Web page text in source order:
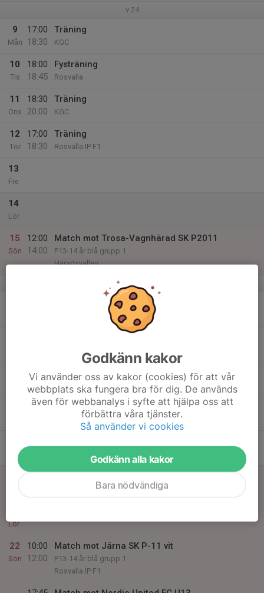
v.24
9
Mån
17:00
18:30
Träning
KGC
10
Tis
18:00
18:45
Fysträning
Rosvalla
11
Ons
18:30
20:00
Träning
KGC
12
Tor
17:00
18:30
Träning
Rosvalla IP F1
13
Fre
14
Lör
15
Sön
12:00
14:00
Match mot Trosa-Vagnhärad SK P2011
P13-14 år blå grupp 1
Häradsvallen
v.25
Sommaravslutning för ungdomsledare
ENKRONAN match Nyköping-Smedby
18:00
18:45
Fysträning
Rosvalla
Tor Rosvalla IP F1
Lör
22
Sön
10:00
12:00
Match mot Järna SK P-11 vit
P13-14 år blå grupp 1
Rosvalla IP F1
Godkänn kakor
Vi använder oss av kakor (cookies) för att vår
webbplats ska fungera bra för dig. De används
även för webbanalys i syfte att hjälpa oss att
förbättra våra tjänster.
Så använder vi cookies
Godkänn alla kakor
Bara nödvändiga